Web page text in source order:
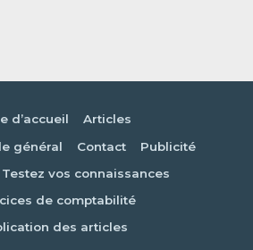
d’accueil
Articles
général
Contact
Publicité
Testez vos connaissances
de comptabilité
des articles